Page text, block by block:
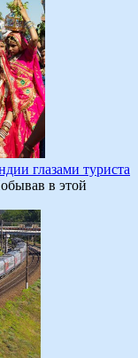
глазами туриста
в этой